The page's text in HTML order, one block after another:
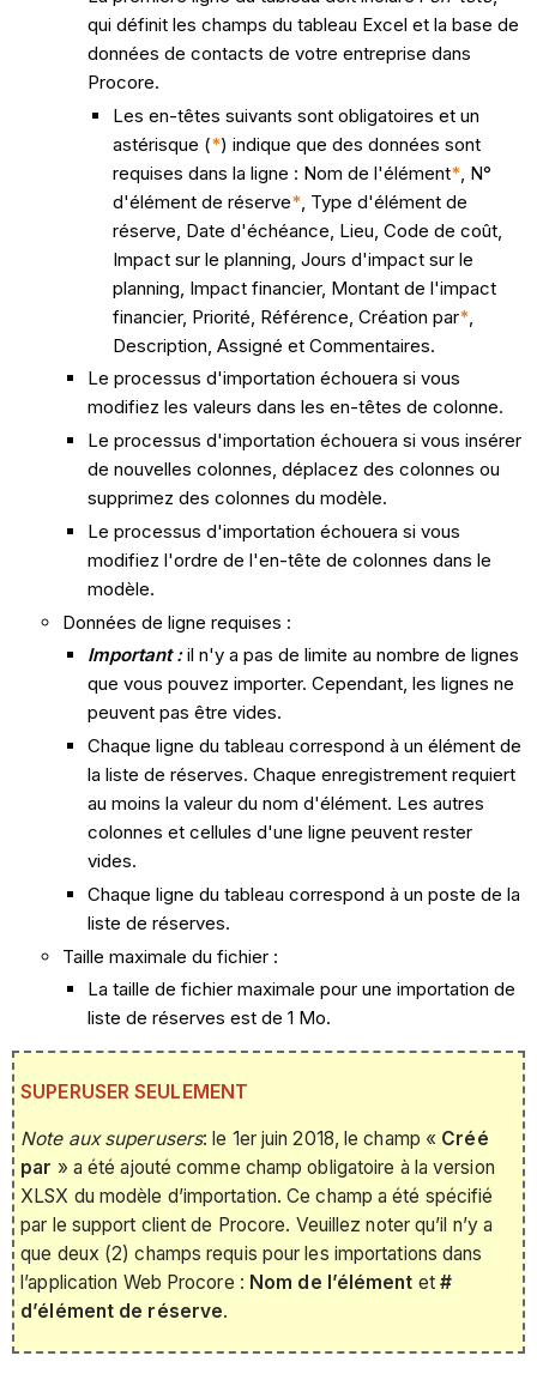
qui définit les champs du tableau Excel et la base de
données de contacts de votre entreprise dans
Procore.
Les en-têtes suivants sont obligatoires et un
astérisque (*) indique que des données sont
requises dans la ligne : Nom de l'élément* , N°
d'élément de réserve* , Type d'élément de
réserve, Date d'échéance, Lieu, Code de coût,
Impact sur le planning, Jours d'impact sur le
planning, Impact financier, Montant de l'impact
financier, Priorité, Référence, Création par*
Description, Assigné et Commentaires.
Le processus d'importation échouera si vous
modifiez les valeurs dans les en-têtes de colonne.
Le processus d'importation échouera si vous insérer
de nouvelles colonnes, déplacez des colonnes ou
supprimez des colonnes du modèle.
Le processus d'importation échouera si vous
modifiez l'ordre de l'en-tête de colonnes dans le
modèle.
Données de ligne requises :
Important : il n'y a pas de limite au nombre de lignes
que vous pouvez importer. Cependant, les lignes ne
peuvent pas être vides.
Chaque ligne du tableau correspond à un élément de
la liste de réserves. Chaque enregistrement requiert
au moins la valeur du nom d'élément. Les autres
colonnes et cellules d'une ligne peuvent rester
vides.
Chaque ligne du tableau correspond à un poste de la
liste de réserves.
Taille maximale du fichier :
La taille de fichier maximale pour une importation de
liste de réserves est de 1 Mo.
SUPERUSER SEULEMENT
Note aux superusers: le 1er juin 2018, le champ « Créé
par » a été ajouté comme champ obligatoire à la version
XLSX du modèle d’importation. Ce champ a été spécifié
par le support client de Procore. Veuillez noter qu’il n’y a
que deux (2) champs requis pour les importations dans
l’application Web Procore : Nom de l’élément et#
d’élément de réserve.